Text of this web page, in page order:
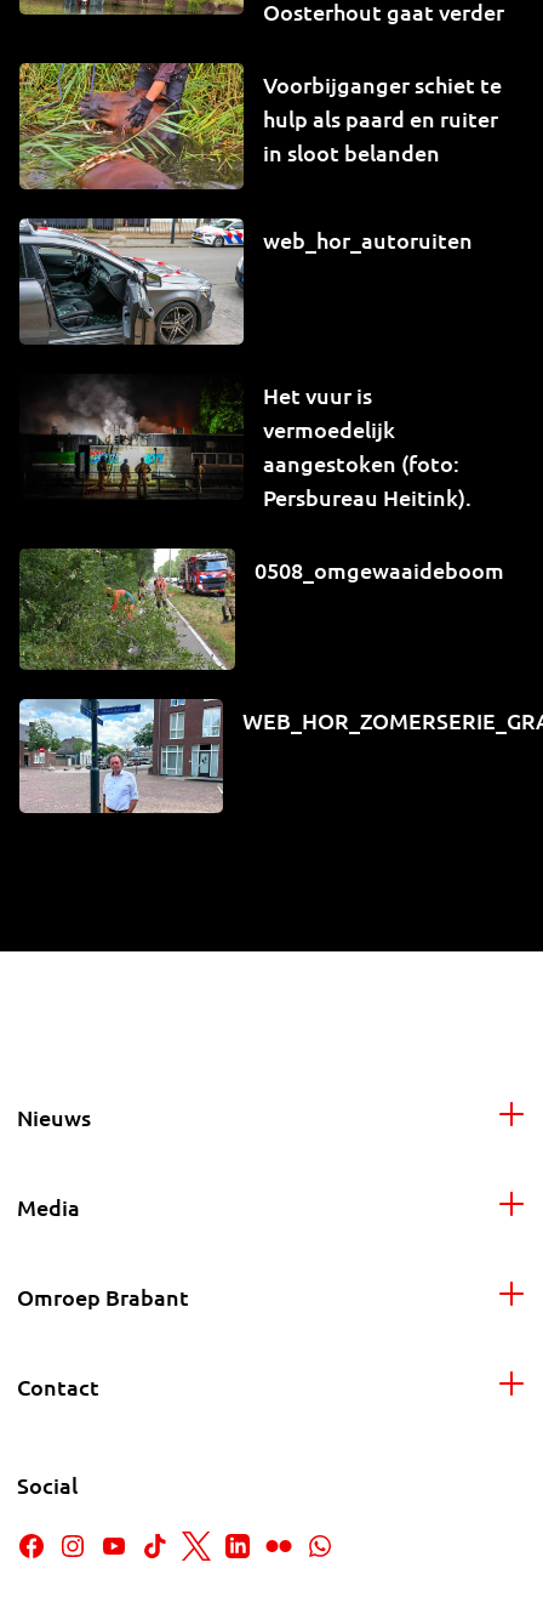
Oosterhout gaat verder
Voorbijganger schiet te
hulp als paard en ruiter
in sloot belanden
web_hor_autoruiten
Het vuur is
vermoedelijk
aangestoken (foto:
Persbureau Heitink).
0508_omgewaaideboom
Nieuws
Media
Omroep Brabant
Contact
Social